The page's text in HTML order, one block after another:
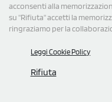
acconsenti alla
su "Rifiuta" accetti la
ringraziamo per la
Leggi Cookie Policy
Rifiuta